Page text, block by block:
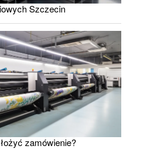
Szczecin
zamówienie?